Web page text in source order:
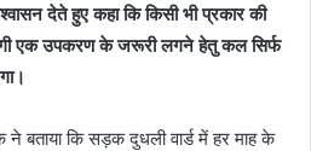
देते हुए कहा कि किसी भी प्रकार की
एक उपकरण के जरूरी लगने हेतु कल सिर्फ
ने बताया कि सड़क दुधली वार्ड में हर माह के